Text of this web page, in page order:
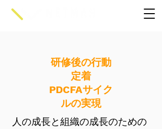
研修後の行動
定着
PDCFAサイク
ルの実現
​人の成長と組織の成長のための